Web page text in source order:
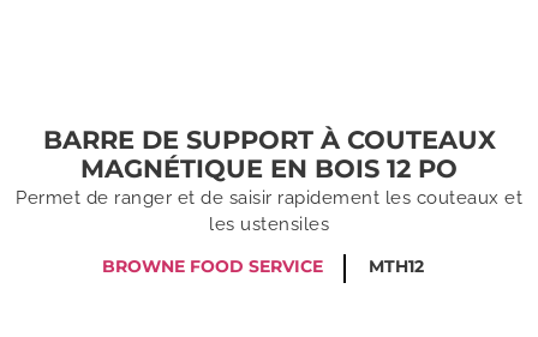
BARRE DE SUPPORT À COUTEAUX
MAGNÉTIQUE EN BOIS 12 PO
Permet de ranger et de saisir rapidement les couteaux et
les ustensiles
BROWNE FOOD SERVICE
MTH12